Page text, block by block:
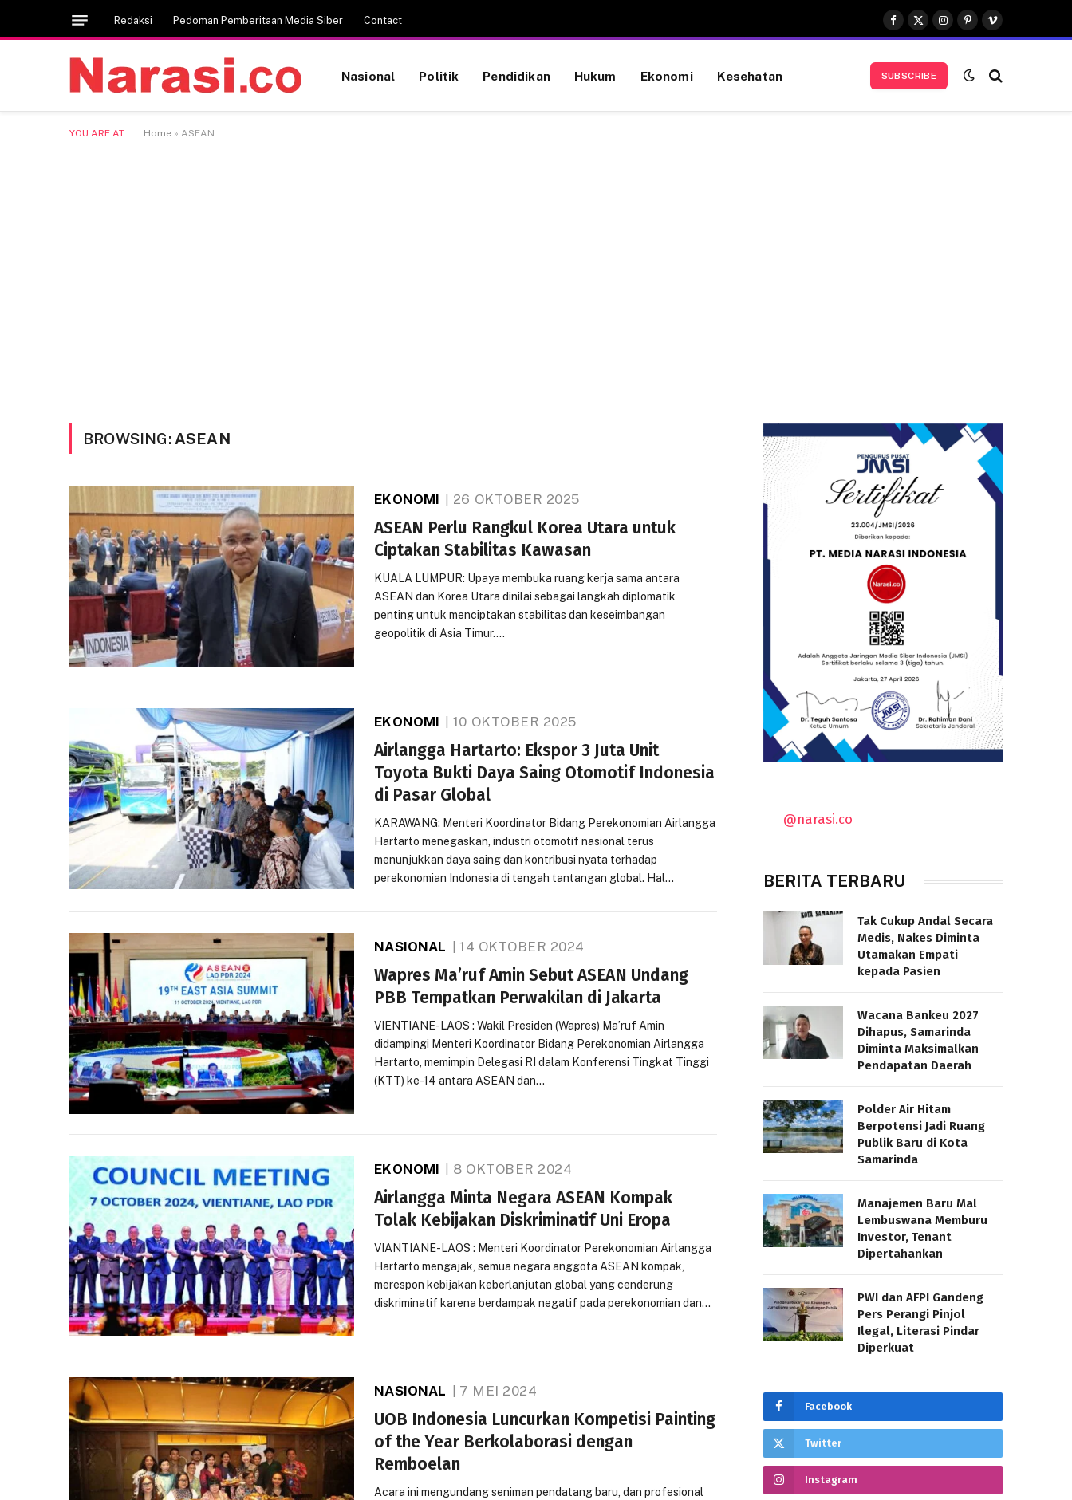
Redaksi Pedoman Pemberitaan Media Siber Contact
Facebook
X
(Twitter)
Instagram
Pinterest
Vimeo
Nasional Politik Pendidikan Hukum Ekonomi Kesehatan SUBSCRIBE
YOU ARE AT: Home » ASEAN
BROWSING: ASEAN
EKONOMI 26 OKTOBER 2025
ASEAN Perlu Rangkul Korea Utara untuk
Ciptakan Stabilitas Kawasan
KUALA LUMPUR: Upaya membuka ruang kerja sama antara
ASEAN dan Korea Utara dinilai sebagai langkah diplomatik
penting untuk menciptakan stabilitas dan keseimbangan
geopolitik di Asia Timur.…
EKONOMI 10 OKTOBER 2025
Airlangga Hartarto: Ekspor 3 Juta Unit
Toyota Bukti Daya Saing Otomotif Indonesia
di Pasar Global
KARAWANG: Menteri Koordinator Bidang Perekonomian Airlangga
Hartarto menegaskan, industri otomotif nasional terus
menunjukkan daya saing dan kontribusi nyata terhadap
perekonomian Indonesia di tengah tantangan global. Hal…
NASIONAL 14 OKTOBER 2024
Wapres Ma’ruf Amin Sebut ASEAN Undang
PBB Tempatkan Perwakilan di Jakarta
VIENTIANE-LAOS : Wakil Presiden (Wapres) Ma’ruf Amin
didampingi Menteri Koordinator Bidang Perekonomian Airlangga
Hartarto, memimpin Delegasi RI dalam Konferensi Tingkat Tinggi
(KTT) ke-14 antara ASEAN dan…
EKONOMI 8 OKTOBER 2024
Airlangga Minta Negara ASEAN Kompak
Tolak Kebijakan Diskriminatif Uni Eropa
VIANTIANE-LAOS : Menteri Koordinator Perekonomian Airlangga
Hartarto mengajak, semua negara anggota ASEAN kompak,
merespon kebijakan keberlanjutan global yang cenderung
diskriminatif karena berdampak negatif pada perekonomian dan…
NASIONAL 7 MEI 2024
UOB Indonesia Luncurkan Kompetisi Painting
of the Year Berkolaborasi dengan
Remboelan
Acara ini mengundang seniman pendatang baru, dan profesional
@narasi.co
BERITA TERBARU
Tak Cukup Andal Secara
Medis, Nakes Diminta
Utamakan Empati
kepada Pasien
Wacana Bankeu 2027
Dihapus, Samarinda
Diminta Maksimalkan
Pendapatan Daerah
Polder Air Hitam
Berpotensi Jadi Ruang
Publik Baru di Kota
Samarinda
Manajemen Baru Mal
Lembuswana Memburu
Investor, Tenant
Dipertahankan
PWI dan AFPI Gandeng
Pers Perangi Pinjol
Ilegal, Literasi Pindar
Diperkuat
Facebook
Twitter
Instagram